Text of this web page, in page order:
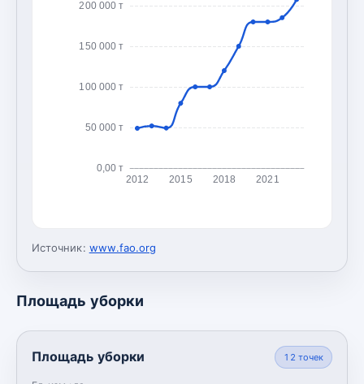
0,00 т
50 000 т
100 000 т
150 000 т
200 000 т
2012 2015 2018 2021
Источник: www.fao.org
Площадь уборки
Площадь уборки 12 точек